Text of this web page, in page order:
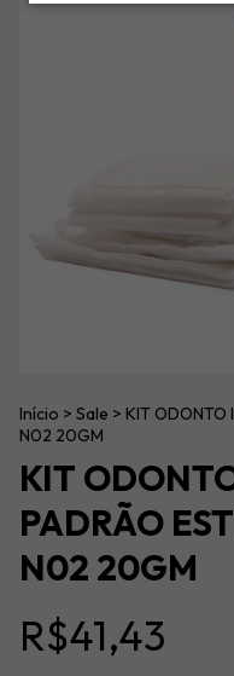
Início > Sale > KIT ODONTO
N02 20GM
KIT
PADRÃO
N02 20GM
R$41,43